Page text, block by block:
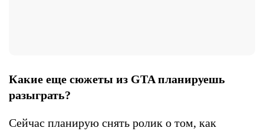
Какие еще сюжеты из GTA планируешь
разыграть?
Сейчас планирую снять ролик о том, как